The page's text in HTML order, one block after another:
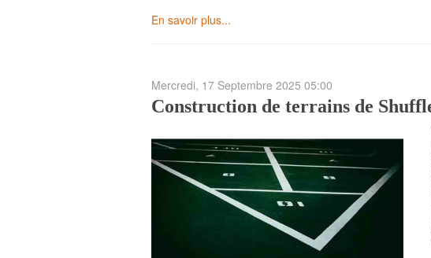
En savoir plus...
Mercredi, 17 Septembre 2025 05:00
Construction de terrains de